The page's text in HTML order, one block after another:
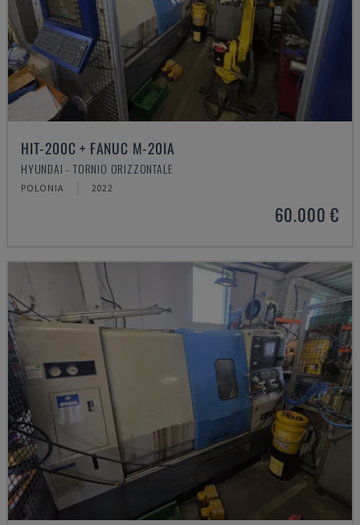
HIT-200C + FANUC M-20IA
HYUNDAI - TORNIO ORIZZONTALE
POLONIA 2022
60.000 €